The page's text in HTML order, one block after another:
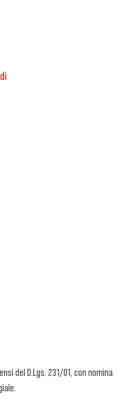
del D.Lgs. 231/01, con nomina